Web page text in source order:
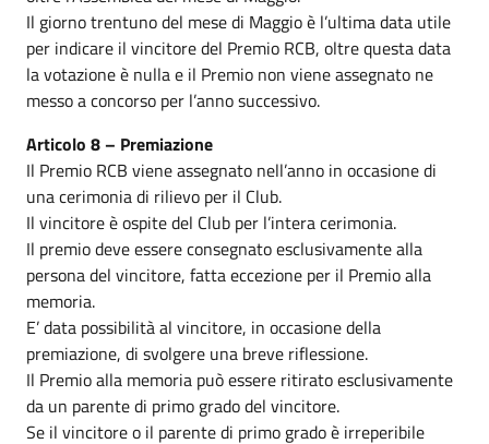
Il giorno trentuno del mese di Maggio è l’ultima data utile
per indicare il vincitore del Premio RCB, oltre questa data
la votazione è nulla e il Premio non viene assegnato ne
messo a concorso per l’anno successivo.
Articolo 8 – Premiazione
Il Premio RCB viene assegnato nell’anno in occasione di
una cerimonia di rilievo per il Club.
Il vincitore è ospite del Club per l’intera cerimonia.
Il premio deve essere consegnato esclusivamente alla
persona del vincitore, fatta eccezione per il Premio alla
memoria.
E’ data possibilità al vincitore, in occasione della
premiazione, di svolgere una breve riflessione.
Il Premio alla memoria può essere ritirato esclusivamente
da un parente di primo grado del vincitore.
Se il vincitore o il parente di primo grado è irreperibile